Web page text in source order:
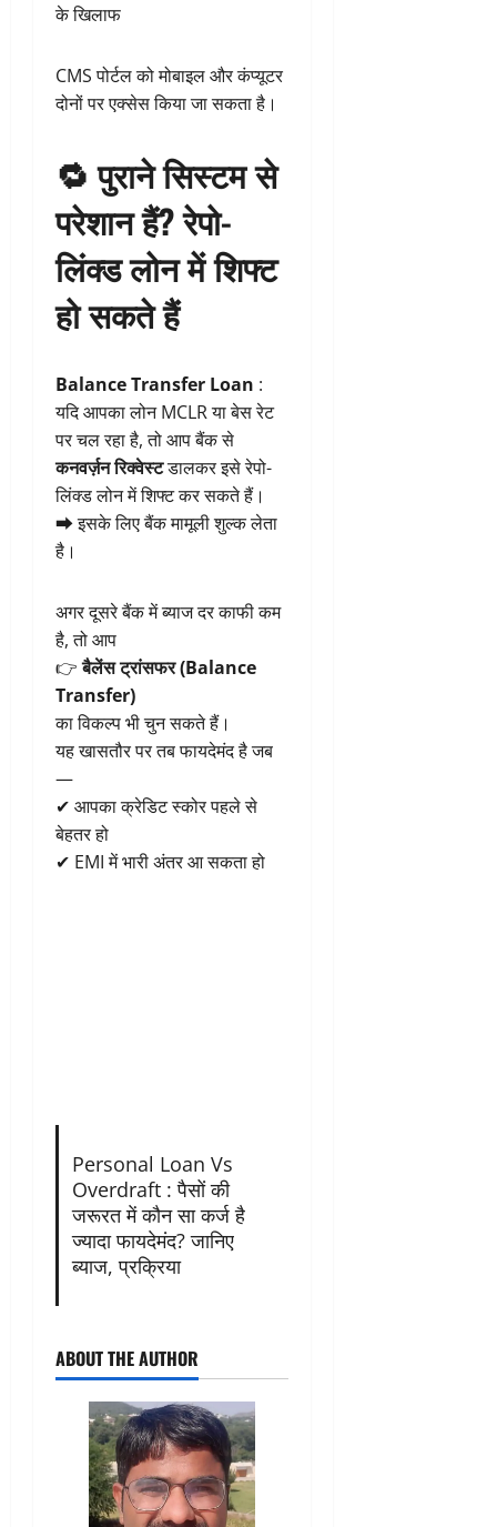
के खिलाफ
CMS पोर्टल को मोबाइल और कंप्यूटर
दोनों पर एक्सेस किया जा सकता है।
🔁पुराने सिस्टम से
परेशान हैं? रेपो-
लिंक्ड लोन में शिफ्ट
हो सकते हैं
Balance Transfer Loan :
यदि आपका लोन MCLR या बेस रेट
पर चल रहा है, तो आप बैंक से
कनवर्ज़न रिक्वेस्टडालकर इसे रेपो-
लिंक्ड लोन में शिफ्ट कर सकते हैं।
➡ इसके लिए बैंक मामूली शुल्क लेता
है।
अगर दूसरे बैंक में ब्याज दर काफी कम
है, तो आप
👉बैलेंस ट्रांसफर (Balance
Transfer)
का विकल्प भी चुन सकते हैं।
यह खासतौर पर तब फायदेमंद है जब
—
✔ आपका क्रेडिट स्कोर पहले से
बेहतर हो
✔ EMI में भारी अंतर आ सकता हो
Personal Loan Vs
Overdraft : पैसों की
जरूरत में कौन सा कर्ज है
ज्यादा फायदेमंद? जानिए
ब्याज, प्रक्रिया
ABOUT THE AUTHOR